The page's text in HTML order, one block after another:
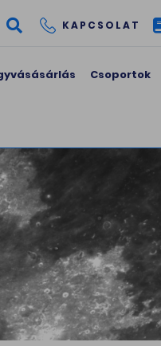
KAPCSOLAT
Csoportok